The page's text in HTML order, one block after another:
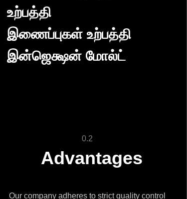
உற்பத்தி
இணைப்புகள் உற்பத்தி
இன்ஜெக்ஷன் மோல்ட்
0.2
Our company adheres to strict quality control
Advantages